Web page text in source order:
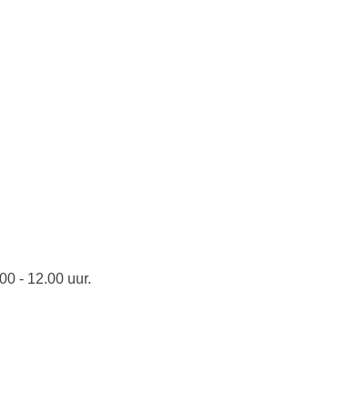
- 12.00 uur.